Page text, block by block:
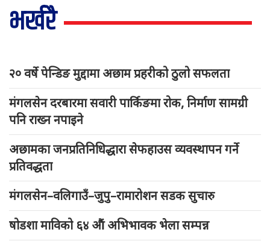
भर्खरै
२० वर्षे पेन्डिङ मुद्दामा अछाम प्रहरीको ठुलो सफलता
मंगलसेन दरबारमा सवारी पार्किङमा रोक, निर्माण सामग्री
पनि राख्न नपाइने
अछामका जनप्रतिनिधिद्धारा सेफहाउस व्यवस्थापन गर्ने
प्रतिवद्धता
मंगलसेन–वलिगाउँ–जुपु–रामारोशन सडक सुचारु
षोडशा माविको ६४ औं अभिभावक भेला सम्पन्न